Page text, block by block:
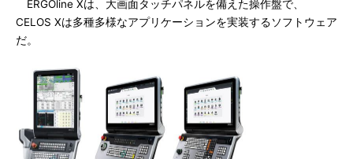
ERGOline Xは、大画面タッチパネルを備えた操作盤で、
CELOS Xは多種多様なアプリケーションを実装するソフトウェア
だ。